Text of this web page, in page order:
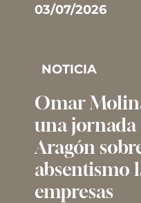
03/07/2026
NOTICIA
Omar
una jornada
Aragón
absentismo
empresas